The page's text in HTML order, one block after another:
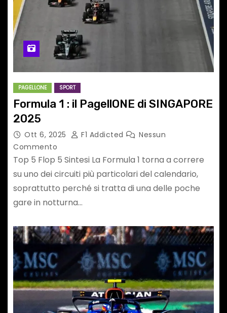
PAGELLONE SPORT
Formula 1 : il PagellONE di SINGAPORE
2025
Ott 6, 2025 F1 Addicted
Nessun
Commento
Top 5 Flop 5 Sintesi La Formula 1 torna a correre
su uno dei circuiti più particolari del calendario,
soprattutto perché si tratta di una delle poche
gare in notturna…